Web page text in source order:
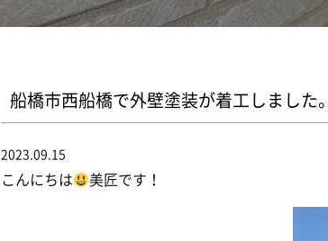
船橋市西船橋で外壁塗装が着工しました。
2023.09.15
こんにちは 美匠です！